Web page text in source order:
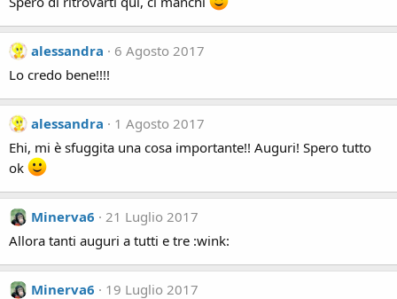
alessandra
6 Agosto 2017
Lo credo bene!!!!
alessandra
1 Agosto 2017
Ehi, mi è sfuggita una cosa importante!! Auguri! Spero tutto
ok
Minerva6
21 Luglio 2017
Allora tanti auguri a tutti e tre :wink:
Minerva6
19 Luglio 2017